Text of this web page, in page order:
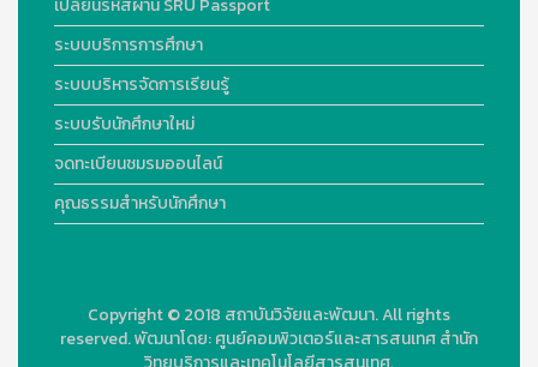
เปลี่ยนรหัสผ่าน SRU Passport
ระบบบริการการศึกษา
ระบบบริหารจัดการเรียนรู้
ระบบรับนักศึกษาใหม่
จดทะเบียนชมรมออนไลน์
คุณธรรมสำหรับนักศึกษา
Copyright © 2018 สถาบันวิจัยและพัฒนา. All rights
reserved.พัฒนาโดย:ศูนย์คอมพิวเตอร์และสารสนเทศ สำนัก